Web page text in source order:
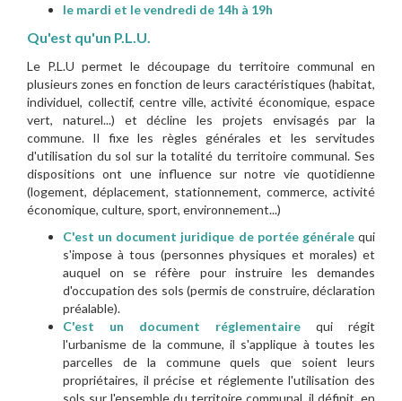
le mardi et le vendredi de 14h à 19h
Qu'est qu'un P.L.U.
Le P.L.U permet le découpage du territoire communal en
plusieurs zones en fonction de leurs caractéristiques (habitat,
individuel, collectif, centre ville, activité économique, espace
vert, naturel...) et décline les projets envisagés par la
commune. Il fixe les règles générales et les servitudes
d'utilisation du sol sur la totalité du territoire communal. Ses
dispositions ont une influence sur notre vie quotidienne
(logement, déplacement, stationnement, commerce, activité
économique, culture, sport, environnement...)
C'est un document juridique de portée généralequi
s'impose à tous (personnes physiques et morales) et
auquel on se réfère pour instruire les demandes
d'occupation des sols (permis de construire, déclaration
préalable).
C'est un document réglementaire qui régit
l'urbanisme de la commune, il s'applique à toutes les
parcelles de la commune quels que soient leurs
propriétaires, il précise et réglemente l'utilisation des
sols sur l'ensemble du territoire communal, il définit, en